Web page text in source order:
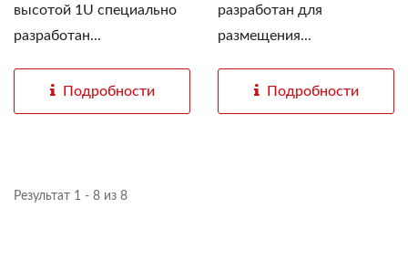
высотой 1U специально
разработан...
Подробности
разработан для
размещения...
Подробности
Результат 1 - 8 из 8